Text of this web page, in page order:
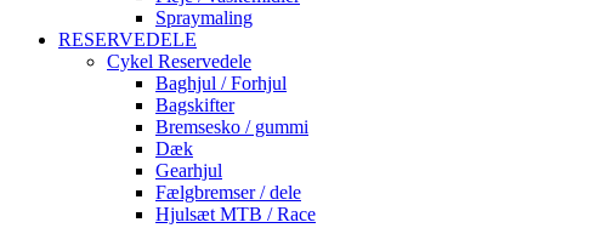
Spraymaling
RESERVEDELE
Cykel Reservedele
Baghjul / Forhjul
Bagskifter
Bremsesko / gummi
Dæk
Gearhjul
Fælgbremser / dele
Hjulsæt MTB / Race